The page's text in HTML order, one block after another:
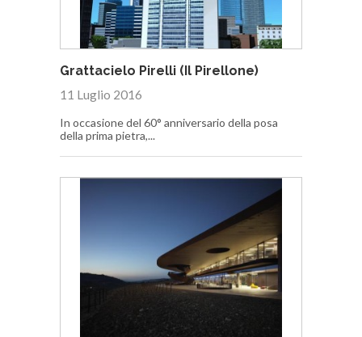
Grattacielo Pirelli (Il Pirellone)
11 Luglio 2016
In occasione del 60° anniversario della posa
della prima pietra,...